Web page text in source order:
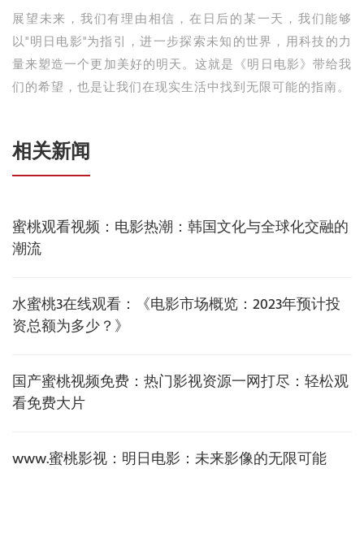
展望未来，我们有理由相信，在日后的某一天，我们能够
以"明日电影"为指引，进一步探索未知的世界，用科技的力
量来塑造一个更加美好的明天。这就是《明日电影》带给我
们的希望，也是让我们在现实生活中找到无限可能的指南。
相关新闻
蜜桃观看视频：电影热潮：韩国文化与全球化交融的
潮流
水蜜桃3在线观看：《电影市场概览：2023年预计投
资总额为多少？》
国产蜜桃视频免费：热门影视资源一网打尽：轻松观
看免费大片
www.蜜桃影视：明日电影：未来影像的无限可能